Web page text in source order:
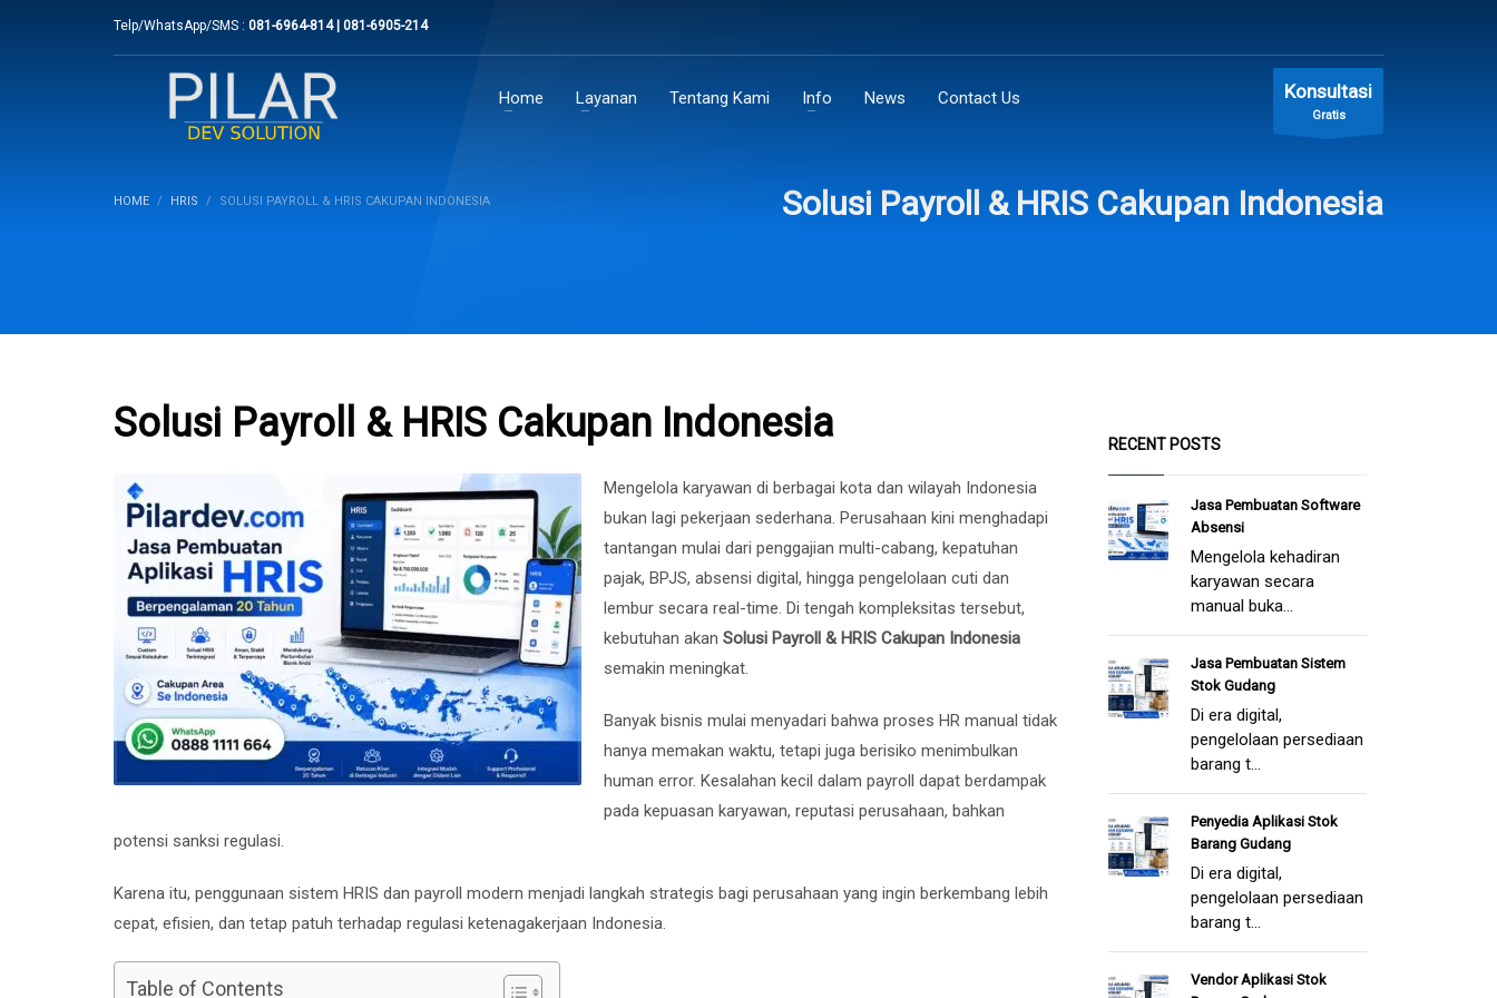
Telp/WhatsApp/SMS : 081-6964-814 | 081-6905-214
Home Layanan Tentang Kami Info News Contact Us Konsultasi
Gratis
HOME HRIS SOLUSI PAYROLL & HRIS CAKUPAN INDONESIA Solusi Payroll & HRIS Cakupan Indonesia
Solusi Payroll & HRIS Cakupan Indonesia
Mengelola karyawan di berbagai kota dan wilayah Indonesia
bukan lagi pekerjaan sederhana. Perusahaan kini menghadapi
tantangan mulai dari penggajian multi-cabang, kepatuhan
pajak, BPJS, absensi digital, hingga pengelolaan cuti dan
lembur secara real-time. Di tengah kompleksitas tersebut,
kebutuhan akan Solusi Payroll & HRIS Cakupan Indonesia
semakin meningkat.
Banyak bisnis mulai menyadari bahwa proses HR manual tidak
hanya memakan waktu, tetapi juga berisiko menimbulkan
human error. Kesalahan kecil dalam payroll dapat berdampak
pada kepuasan karyawan, reputasi perusahaan, bahkan
potensi sanksi regulasi.
Karena itu, penggunaan sistem HRIS dan payroll modern menjadi langkah strategis bagi perusahaan yang ingin berkembang lebih
cepat, efisien, dan tetap patuh terhadap regulasi ketenagakerjaan Indonesia.
Table of Contents
RECENT POSTS
Jasa Pembuatan Software
Absensi
Mengelola kehadiran
karyawan secara
manual buka...
Jasa Pembuatan Sistem
Stok Gudang
Di era digital,
pengelolaan persediaan
barang t...
Penyedia Aplikasi Stok
Barang Gudang
Di era digital,
pengelolaan persediaan
barang t...
Vendor Aplikasi Stok